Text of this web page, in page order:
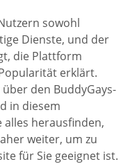
sowohl
Dienste, und der
die Plattform
erklärt.
den BuddyGays-
in diesem
alles herausfinden,
weiter, um zu
für Sie geeignet ist.